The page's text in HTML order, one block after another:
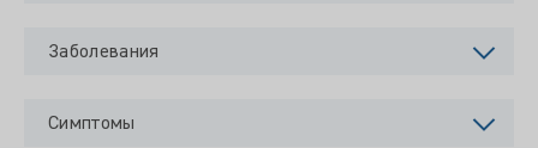
Заболевания
Симптомы